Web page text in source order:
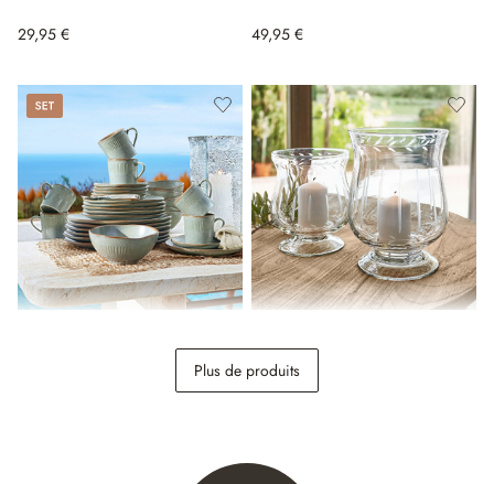
29,95 € 49,95 €
Set
18,95 €
Plus de produits